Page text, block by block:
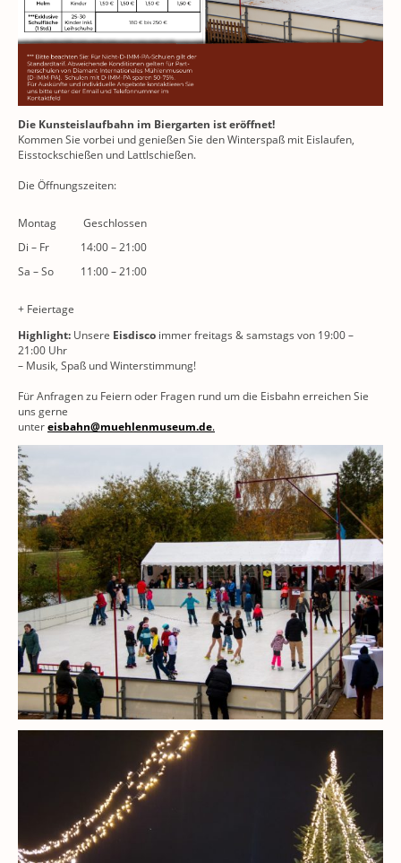
Die Kunsteislaufbahn im Biergarten ist eröffnet!
Kommen Sie vorbei und genießen Sie den Winterspaß mit Eislaufen,
Eisstockschießen und Lattlschießen.
Die Öffnungszeiten:
Montag
Geschlossen
Di – Fr 14:00–21:00
Sa –So 11:00–21:00
+ Feiertage
Highlight: Unsere Eisdisco immer freitags & samstags von 19:00 –
21:00 Uhr
– Musik, Spaß und Winterstimmung!
Für Anfragen zu Feiern oder Fragen rund um die Eisbahn erreichen Sie
uns gerne
untereisbahn@muehlenmuseum.de.